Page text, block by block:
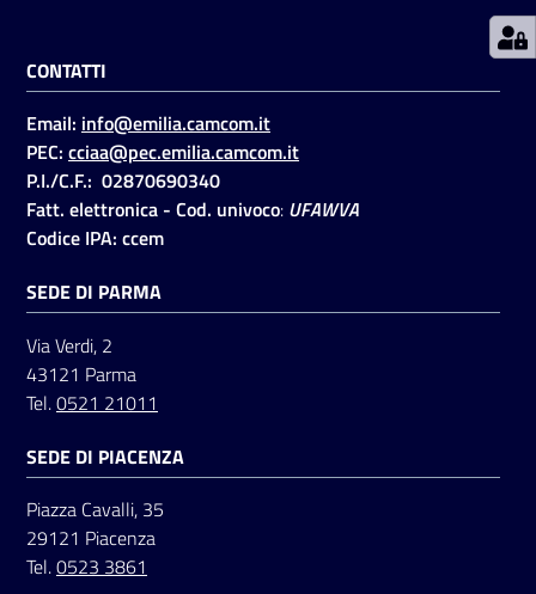
Accedi
Registrati
Seguici
su
CONTATTI
Email: info@emilia.camcom.it
PEC: cciaa@pec.emilia.camcom.it
P.I./C.F.: 02870690340
Fatt. elettronica - Cod. univoco: UFAWVA
Codice IPA: ccem
SEDE DI PARMA
Via Verdi, 2
43121 Parma
Tel.0521 21011
SEDE DI PIACENZA
Piazza Cavalli, 35
29121 Piacenza
Tel.0523 3861